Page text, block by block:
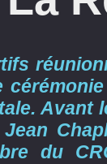
Avant
du